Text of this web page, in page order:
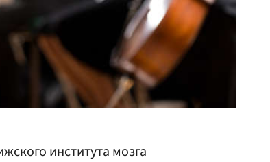
института мозга